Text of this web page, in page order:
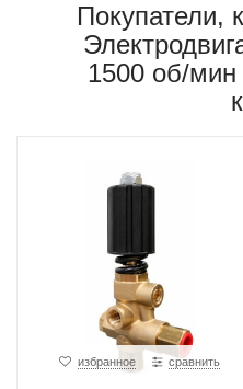
Покупатели,
1500 об/
избранное сравнить